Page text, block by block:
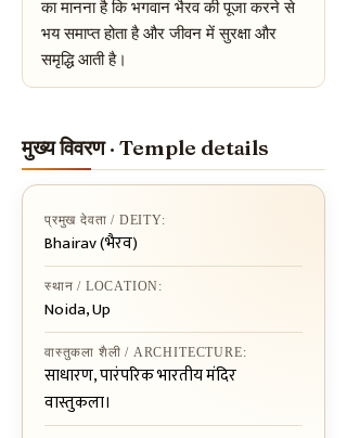
का मानना है कि भगवान भैरव की पूजा करने से
भय समाप्त होता है और जीवन में सुरक्षा और
समृद्धि आती है।
मुख्य विवरण · Temple details
प्रमुख देवता / DEITY:
Bhairav (भैरव)
स्थान / LOCATION:
Noida, Up
वास्तुकला शैली / ARCHITECTURE:
साधारण, पारंपरिक भारतीय मंदिर
वास्तुकला।